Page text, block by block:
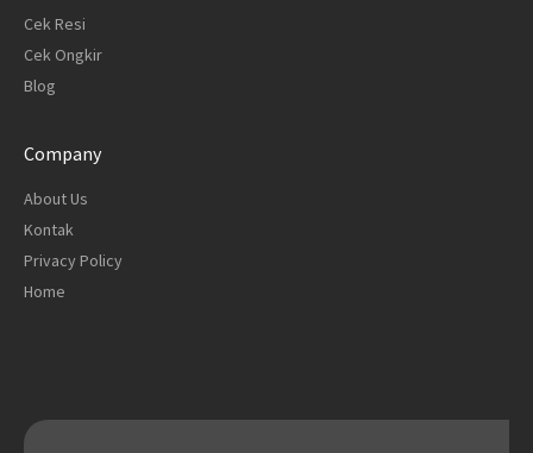
Cek Resi
Cek Ongkir
Blog
Company
About Us
Kontak
Privacy Policy
Home